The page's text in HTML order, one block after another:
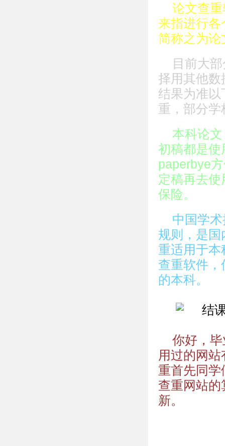
论文查
来指进行
简称之为
目前大
择用其他数
结果为准以
重，部分
本科论
初稿都是
paperbye
定稿再去
保险。
中国学
规则，是国
重适用于本
查重软件
的本科。
你好，
用过的网
重首先同学
查重网站的
新。